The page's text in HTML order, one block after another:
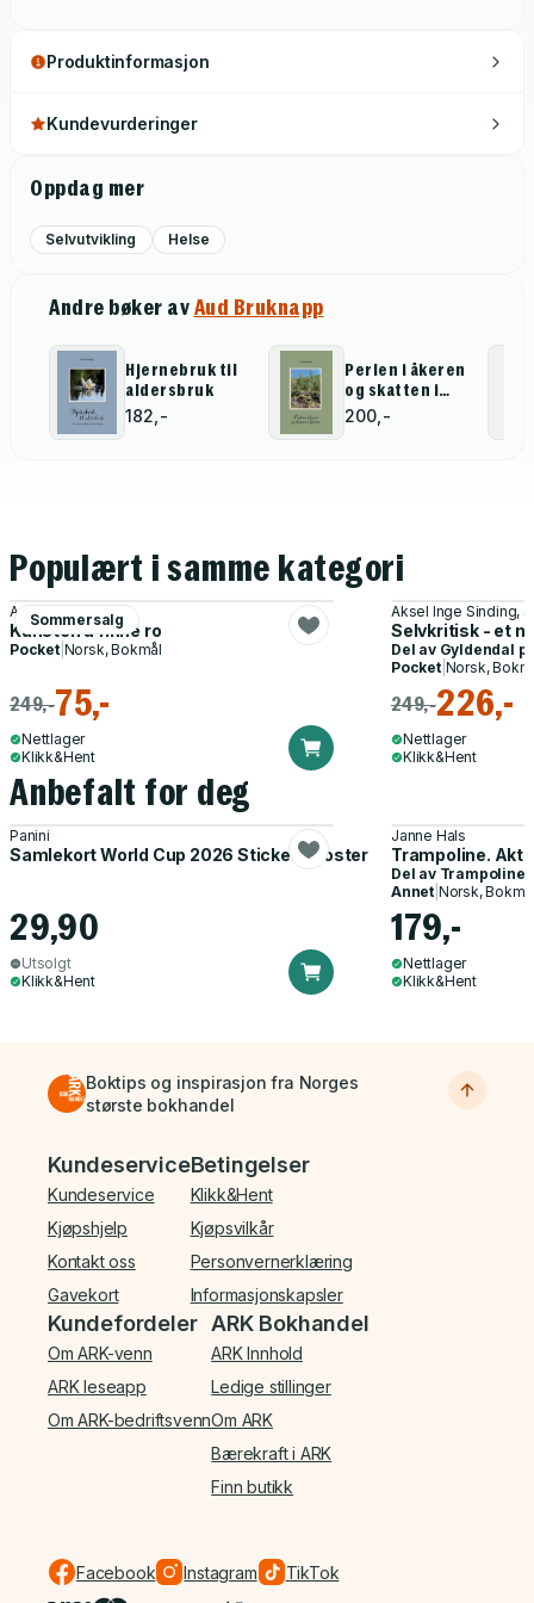
Produktinformasjon
Kundevurderinger
Oppdag mer
Selvutvikling Helse
Andre bøker avAud Bruknapp
Hjernebruk til
aldersbruk
182,-
Perlen i åkeren
og skatten i
hjertet
200,-
Populært i samme kategori
Sommersalg
Audun Myskja
Kunsten å finne ro
Pocket| Norsk, Bokmål
249,-75,-
Nettlager
Klikk&Hent
Aksel Inge Sinding,
Selvkritisk - et
Del av Gyldendal
Pocket| Norsk,
249,-226,-
Nettlager
Klikk&Hent
Anbefalt for deg
Panini
Samlekort World Cup 2026 Sticker Booster
29,90
Utsolgt
Klikk&Hent
Janne Hals
Trampoline.
Del av Trampoline
Annet| Norsk,
179,-
Nettlager
Klikk&Hent
Boktips og inspirasjon fra Norges
største bokhandel
Bunnmeny
Kundeservice
Kundeservice
Kjøpshjelp
Kontakt oss
Gavekort
Betingelser
Klikk&Hent
Kjøpsvilkår
Personvernerklæring
Informasjonskapsler
Kundefordeler
Om ARK-venn
ARK leseapp
Om ARK-bedriftsvenn
ARK Bokhandel
ARK Innhold
Ledige stillinger
Om ARK
Bærekraft i ARK
Finn butikk
Facebook Instagram TikTok